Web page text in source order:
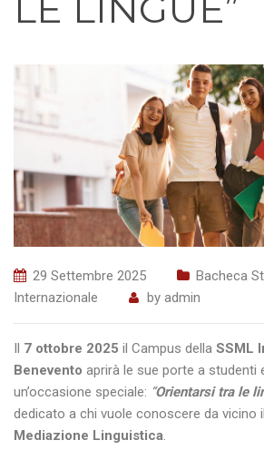
29 Settembre 2025 Bacheca
Internazionale
by admin
Il 7 ottobre 2025 il Campus della SSML
Benevento aprirà le sue porte a studenti
un’occasione speciale: “Orientarsi tra le
dedicato a chi vuole conoscere da vicino
Mediazione Linguistica.